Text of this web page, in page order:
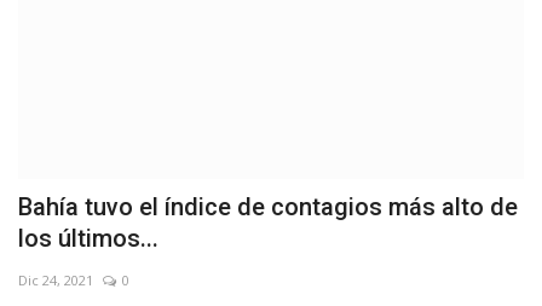
Bahía tuvo el índice de contagios más alto de
los últimos...
Dic 24, 2021 0